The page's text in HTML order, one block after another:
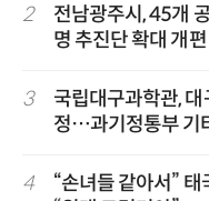
2
전남광주시, 45개
명 추진단 확대 개편
3
국립대구과학관,
정…과기정통부 기
4
“손녀들 같아서”